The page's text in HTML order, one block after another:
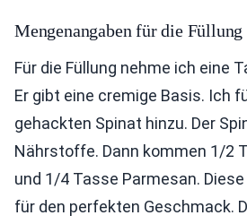
Mengenangaben für die Füllung
Für die Füllung nehme ich eine
Er gibt eine cremige Basis. Ich
gehackten Spinat hinzu. Der
Nährstoffe. Dann kommen 1/2
und 1/4 Tasse Parmesan.
für den perfekten Geschmack.